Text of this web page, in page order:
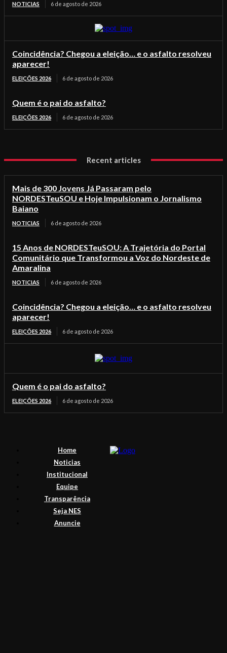
NOTICIAS 6 de agosto de 2026
Coincidência? Chegou a eleição… e o asfalto resolveu
aparecer!
ELEIÇÕES 2026 6 de agosto de 2026
Quem é o pai do asfalto?
ELEIÇÕES 2026 6 de agosto de 2026
Recent articles
Mais de 300 Jovens Já Passaram pelo
NORDESTeuSOU e Hoje Impulsionam o Jornalismo
Baiano
NOTICIAS 6 de agosto de 2026
15 Anos de NORDESTeuSOU: A Trajetória do Portal
Comunitário que Transformou a Voz do Nordeste de
Amaralina
NOTICIAS 6 de agosto de 2026
Coincidência? Chegou a eleição… e o asfalto resolveu
aparecer!
ELEIÇÕES 2026 6 de agosto de 2026
Quem é o pai do asfalto?
ELEIÇÕES 2026 6 de agosto de 2026
Home
Noticias
Institucional
Equipe
Transparência
Seja NES
Anuncie